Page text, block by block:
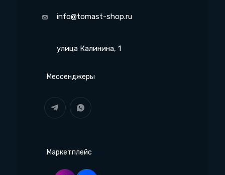
info@tomast-shop.ru
улица Калинина, 1
Мессенджеры
Маркетплейс